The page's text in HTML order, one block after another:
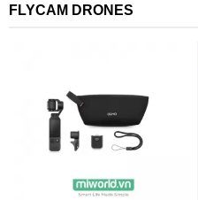
FLYCAM DRONES